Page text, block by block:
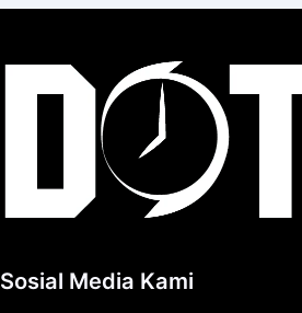
Sosial Media Kami